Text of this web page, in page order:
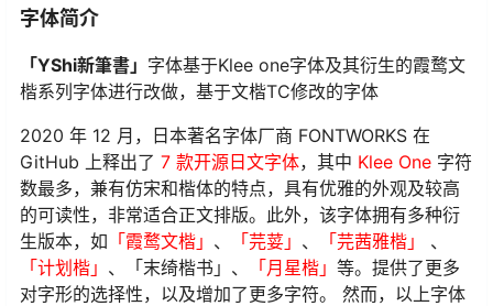
字体简介
「YShi新筆書」 字体基于Klee one字体及其衍生的霞鹜文
楷系列字体进行改做，基于文楷TC修改的字体
2020 年 12 月，日本著名字体厂商 FONTWORKS 在
GitHub 上释出了 7 款开源日文字体，其中 Klee One 字符
数最多，兼有仿宋和楷体的特点，具有优雅的外观及较高
的可读性，非常适合正文排版。此外，该字体拥有多种衍
生版本，如 「霞鹜文楷」 、 「芫荽」 、 「芫茜雅楷」
、
「计划楷」 、「末绮楷书」、 「月星楷」 等。提供了更多
对字形的选择性，以及增加了更多字符。 然而，以上字体